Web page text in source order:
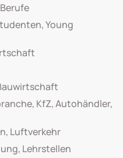
Young
KfZ, Autohändler,
Luftverkehr
Lehrstellen